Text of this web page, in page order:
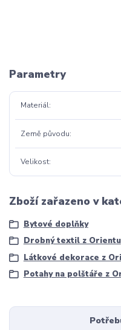
Parametry
Materiál
Země původu
Velikost
Zboží zařazeno v
Bytové doplňky
Drobný textil z Orientu
Látkové dekorace z
Potahy na polštáře z